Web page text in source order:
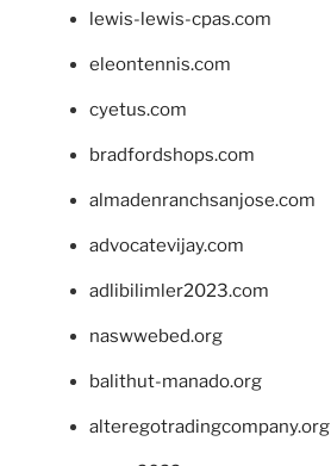
lewis-lewis-cpas.com
eleontennis.com
cyetus.com
bradfordshops.com
almadenranchsanjose.com
advocatevijay.com
adlibilimler2023.com
naswwebed.org
balithut-manado.org
alteregotradingcompany.org